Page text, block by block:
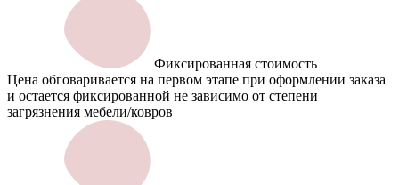
Фиксированная стоимость
Цена обговаривается на первом этапе при оформлении заказа
и остается фиксированной не зависимо от степени
загрязнения мебели/ковров